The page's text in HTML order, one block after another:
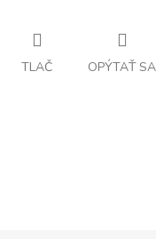
TLAČ OPÝTAŤ SA